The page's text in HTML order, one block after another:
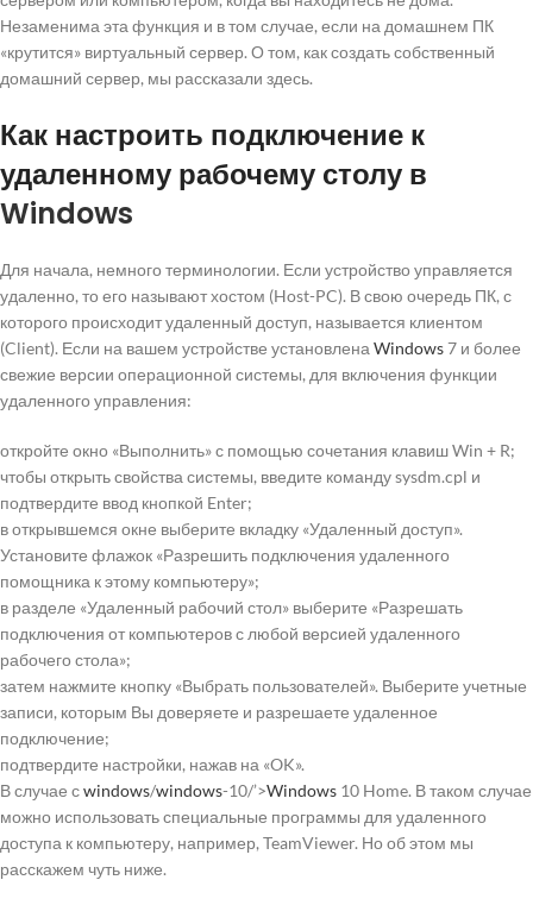
Незаменима эта функция и в том случае, если на домашнем ПК
«крутится» виртуальный сервер. О том, как создать собственный
домашний сервер, мы рассказали здесь.
Как настроить подключение к
удаленному рабочему столу в
Windows
Для начала, немного терминологии. Если устройство управляется
удаленно, то его называют хостом (Host-PC). В свою очередь ПК, с
которого происходит удаленный доступ, называется клиентом
(Client). Если на вашем устройстве установлена Windows7 и более
свежие версии операционной системы, для включения функции
удаленного управления:
откройте окно «Выполнить» с помощью сочетания клавиш Win + R;
чтобы открыть свойства системы, введите команду sysdm.cpl и
подтвердите ввод кнопкой Enter;
в открывшемся окне выберите вкладку «Удаленный доступ».
Установите флажок «Разрешить подключения удаленного
помощника к этому компьютеру»;
в разделе «Удаленный рабочий стол» выберите «Разрешать
подключения от компьютеров с любой версией удаленного
рабочего стола»;
затем нажмите кнопку «Выбрать пользователей». Выберите учетные
записи, которым Вы доверяете и разрешаете удаленное
подключение;
подтвердите настройки, нажав на «OK».
В случае сwindows/windows-10/’>Windows 10 Home. В таком случае
можно использовать специальные программы для удаленного
доступа к компьютеру, например, TeamViewer. Но об этом мы
расскажем чуть ниже.